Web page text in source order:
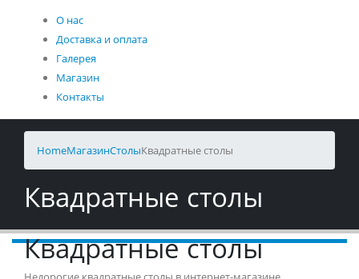
О нас
Доставка и оплата
Галерея
Магазин
Контакты
HomeМагазинСтолыКвадратные столы
Квадратные столы
Квадратные столы